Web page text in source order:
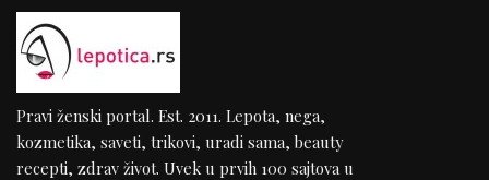
Pravi ženski portal. Est. 2011. Lepota, nega,
kozmetika, saveti, trikovi, uradi sama, beauty
recepti, zdrav život. Uvek u prvih 100 sajtova u